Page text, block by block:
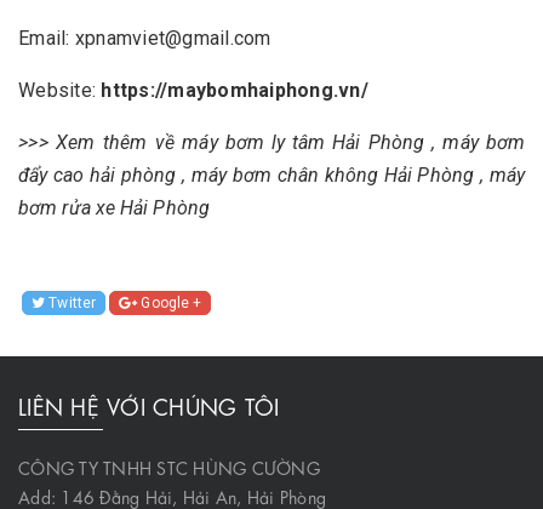
Email: xpnamviet@gmail.com
Website: https://maybomhaiphong.vn/
>>> Xem thêm vềmáy bơm ly tâm Hải Phòng ,máy bơm
đẩy cao hải phòng , máy bơm chân không Hải Phòng , máy
bơm rửa xe Hải Phòng
Twitter Google +
LIÊN HỆ VỚI CHÚNG TÔI
CÔNG TY TNHH STC HÙNG CƯỜNG
Add: 146 Đằng Hải, Hải An, Hải Phòng